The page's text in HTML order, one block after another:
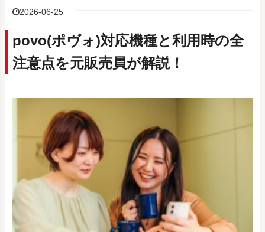
2026-06-25
povo(ポヴォ)対応機種と利用時の全
注意点を元販売員が解説！